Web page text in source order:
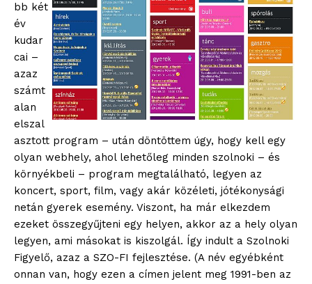
bb két
év
kudar
cai –
azaz
számt
alan
elszal
asztott program – után döntöttem úgy, hogy kell egy
olyan webhely, ahol lehetőleg minden szolnoki – és
környékbeli – program megtalálható, legyen az
koncert, sport, film, vagy akár közéleti, jótékonysági
netán gyerek esemény. Viszont, ha már elkezdem
ezeket összegyűjteni egy helyen, akkor az a hely olyan
legyen, ami másokat is kiszolgál. Így indult a Szolnoki
Figyelő, azaz a SZO-FI fejlesztése. (A név egyébként
onnan van, hogy ezen a címen jelent meg 1991-ben az